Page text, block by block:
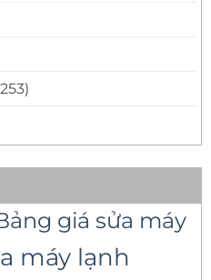
giá sửa máy
máy lạnh